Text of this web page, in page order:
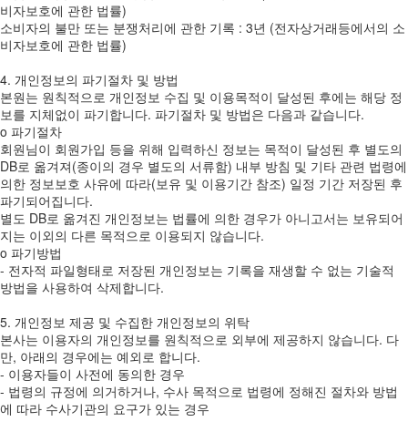
비자보호에 관한 법률)
소비자의 불만 또는 분쟁처리에 관한 기록 : 3년 (전자상거래등에서의 소
비자보호에 관한 법률)
4. 개인정보의 파기절차 및 방법
본원는 원칙적으로 개인정보 수집 및 이용목적이 달성된 후에는 해당 정
보를 지체없이 파기합니다. 파기절차 및 방법은 다음과 같습니다.
ο 파기절차
회원님이 회원가입 등을 위해 입력하신 정보는 목적이 달성된 후 별도의
DB로 옮겨져(종이의 경우 별도의 서류함) 내부 방침 및 기타 관련 법령에
의한 정보보호 사유에 따라(보유 및 이용기간 참조) 일정 기간 저장된 후
파기되어집니다.
별도 DB로 옮겨진 개인정보는 법률에 의한 경우가 아니고서는 보유되어
지는 이외의 다른 목적으로 이용되지 않습니다.
ο 파기방법
- 전자적 파일형태로 저장된 개인정보는 기록을 재생할 수 없는 기술적
방법을 사용하여 삭제합니다.
5. 개인정보 제공 및 수집한 개인정보의 위탁
본사는 이용자의 개인정보를 원칙적으로 외부에 제공하지 않습니다. 다
만, 아래의 경우에는 예외로 합니다.
- 이용자들이 사전에 동의한 경우
- 법령의 규정에 의거하거나, 수사 목적으로 법령에 정해진 절차와 방법
에 따라 수사기관의 요구가 있는 경우